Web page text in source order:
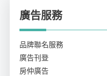
廣告服務
品牌聯名服務
廣告刊登
房仲廣告